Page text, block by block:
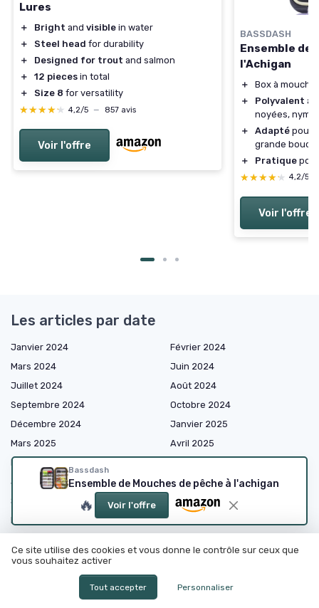
Lures
＋ Bright and visible in water
＋
Steel head for durability
＋
Designed for trout and salmon
＋
12 pieces in total
＋
Size 8 for versatility
★★★★★
★★★★★ 4,2/5 — 857 avis
Voir l'offre
BASSDASH
Ensemble de
l'Achigan
＋
Box à
＋
Polyvalent
noyées,
＋
Adapté pour
grande
＋
Pratique
★★★★★
★★★★★ 4,2/5
Voir l'offre
Bassdash
Ensemble de Mouches de pêche à l'achigan
🔥 Voir l'offre
Les articles par date
Janvier 2024
Février 2024
Mars 2024
Juin 2024
Juillet 2024
Août 2024
Septembre 2024
Octobre 2024
Décembre 2024
Janvier 2025
Mars 2025
Avril 2025
Mai 2025
Juillet 2025
Août 2025
Septembre 2025
Octobre 2025
Novembre 2025
Mars 2026
Ce site utilise des cookies et vous donne le contrôle sur ceux que
vous souhaitez activer
Tout accepter Personnaliser